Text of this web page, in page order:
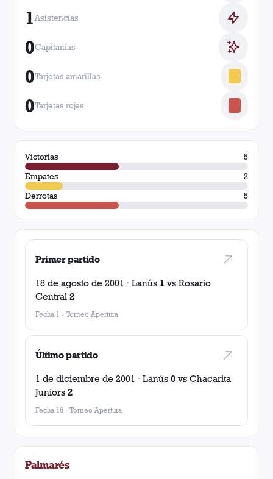
1Asistencias
0Capitanías
0Tarjetas amarillas
0Tarjetas rojas
Victorias
5
Empates
2
Derrotas
5
Primer partido
18 de agosto de 2001 · Lanús 1 vs Rosario
Central 2
Fecha 1 - Torneo Apertura
Último partido
1 de diciembre de 2001 · Lanús 0vs Chacarita
Juniors 2
Fecha 16 - Torneo Apertura
Palmarés